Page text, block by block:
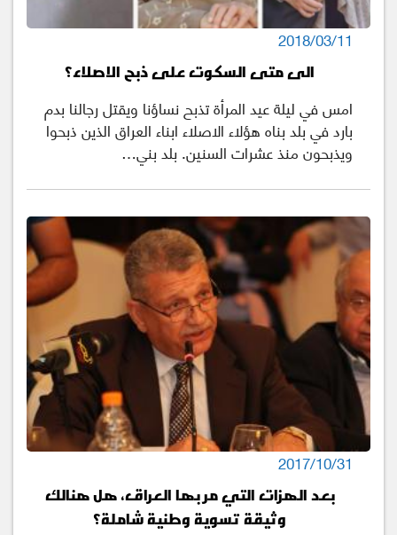
2018/03/11
الى متى السكوت على ذبح الاصلاء؟
امس في ليلة عيد المرأة تذبح نساؤنا ويقتل رجالنا بدم
بارد في بلد بناه هؤلاء الاصلاء ابناء العراق الذين ذبحوا
ويذبحون منذ عشرات السنين. بلد بني…
2017/10/31
بعد الهزات التي مر بها العراق، هل هنالك
وثيقة تسوية وطنية شاملة؟